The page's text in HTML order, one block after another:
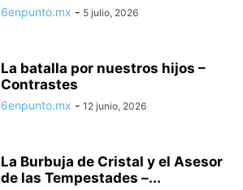
6enpunto.mx - 5 julio, 2026
La batalla por nuestros hijos –
Contrastes
6enpunto.mx - 12 junio, 2026
La Burbuja de Cristal y el Asesor
de las Tempestades –...